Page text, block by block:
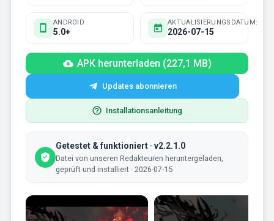
ANDROID
5.0+
AKTUALISIERUNGSDATUM:
2026-07-15
APK herunterladen (227,1 MB)
Updates abonnieren
Installationsanleitung
Getestet & funktioniert · v2.2.1.0
Datei von unseren Redakteuren heruntergeladen,
geprüft und installiert · 2026-07-15